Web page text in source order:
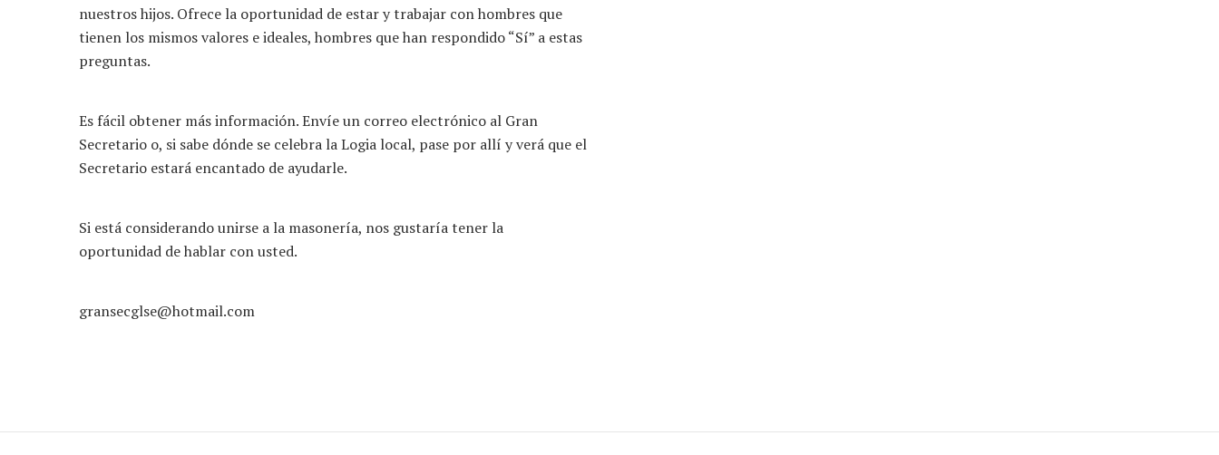
nuestros hijos. Ofrece la oportunidad de estar y trabajar con hombres que
tienen los mismos valores e ideales, hombres que han respondido “Sí” a estas
preguntas.
Es fácil obtener más información. Envíe un correo electrónico al Gran
Secretario o, si sabe dónde se celebra la Logia local, pase por allí y verá que el
Secretario estará encantado de ayudarle.
Si está considerando unirse a la masonería, nos gustaría tener la
oportunidad de hablar con usted.
gransecglse@hotmail.com